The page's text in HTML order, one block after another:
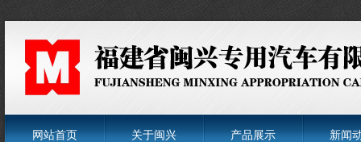
网站首页 关于闽兴 产品展示 新闻